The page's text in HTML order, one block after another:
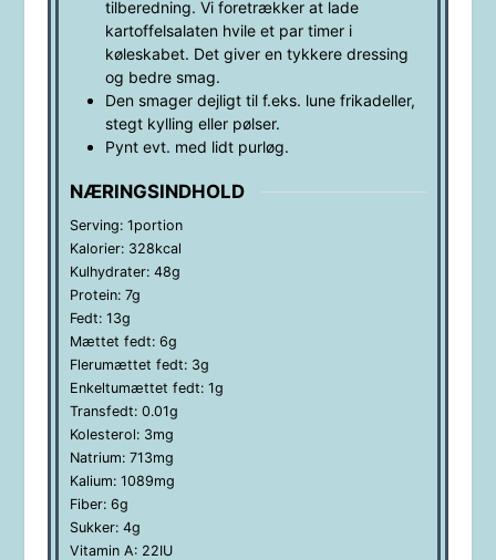
tilberedning. Vi foretrækker at lade
kartoffelsalaten hvile et par timer i
køleskabet. Det giver en tykkere dressing
og bedre smag.
Den smager dejligt til f.eks. lune frikadeller,
stegt kylling eller pølser.
Pynt evt. med lidt purløg.
NÆRINGSINDHOLD
Serving: 1portion
Kalorier: 328kcal
Kulhydrater: 48g
Protein: 7g
Fedt: 13g
Mættet fedt: 6g
Flerumættet fedt: 3g
Enkeltumættet fedt: 1g
Transfedt: 0.01g
Kolesterol: 3mg
Natrium: 713mg
Kalium: 1089mg
Fiber: 6g
Sukker: 4g
Vitamin A: 22IU